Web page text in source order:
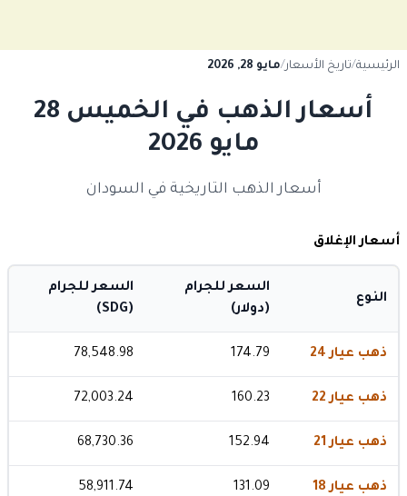
الرئيسية/تاريخ الأسعار/مايو 28, 2026
أسعار الذهب في الخميس 28
مايو 2026
أسعار الذهب التاريخية في السودان
أسعار الإغلاق
النوع
السعر للجرام
(دولار)
السعر للجرام
(SDG)
ذهب عيار 24 174.79
78,548.98
ذهب عيار 22 160.23
72,003.24
ذهب عيار 21 152.94
68,730.36
ذهب عيار 18 131.09
58,911.74